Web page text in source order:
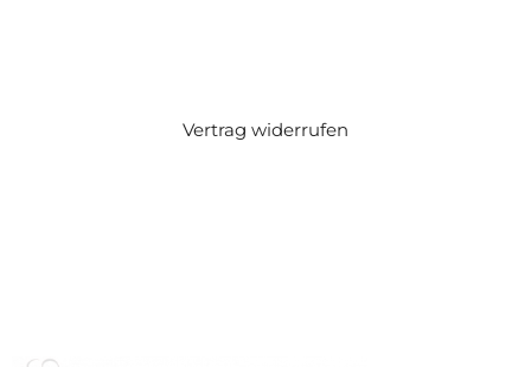
Vertrag widerrufen